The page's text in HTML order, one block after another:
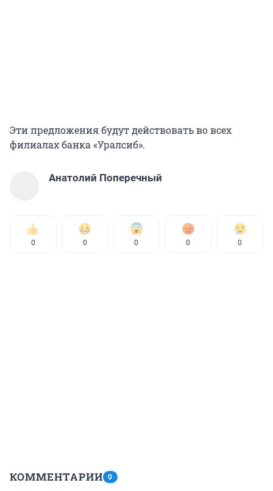
Эти предложения будут действовать во всех
филиалах банка «Уралсиб».
Анатолий Поперечный
0 0 0 0 0
КОММЕНТАРИИ 0